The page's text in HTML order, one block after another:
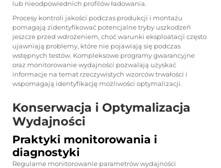
lub nieodpowiednich profilów ładowania.
Procesy kontroli jakości podczas produkcji i montażu
pomagają zidentyfikować potencjalne tryby uszkodzeń
jeszcze przed wdrożeniem, choć warunki eksploatacji często
ujawniają problemy, które nie pojawiają się podczas
wstępnych testów. Kompleksowe programy gwarancyjne
oraz monitorowanie wydajności pozwalają uzyskać
informacje na temat rzeczywistych wzorców trwałości i
wspomagają identyfikację możliwości optymalizacji.
Konserwacja i Optymalizacja
Wydajności
Praktyki monitorowania i
diagnostyki
Regularne monitorowanie parametrów wydajności